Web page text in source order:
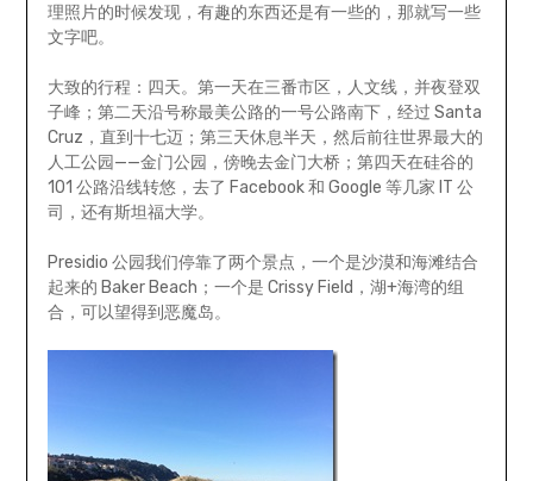
理照片的时候发现，有趣的东西还是有一些的，那就写一些
文字吧。
大致的行程：四天。第一天在三番市区，人文线，并夜登双
子峰；第二天沿号称最美公路的一号公路南下，经过 Santa
Cruz，直到十七迈；第三天休息半天，然后前往世界最大的
人工公园——金门公园，傍晚去金门大桥；第四天在硅谷的
101 公路沿线转悠，去了 Facebook 和 Google 等几家 IT 公
司，还有斯坦福大学。
Presidio 公园我们停靠了两个景点，一个是沙漠和海滩结合
起来的 Baker Beach；一个是 Crissy Field，湖+海湾的组
合，可以望得到恶魔岛。